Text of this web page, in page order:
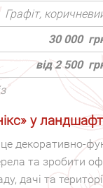
Графіт,
30 000
від 2 500
у
декоративно-
та зробити
дачі та